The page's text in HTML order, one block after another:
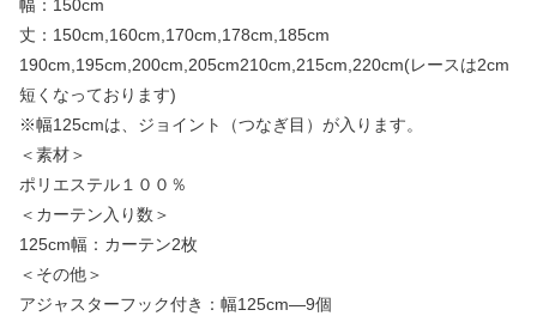
幅：150cm
丈：150cm,160cm,170cm,178cm,185cm
190cm,195cm,200cm,205cm210cm,215cm,220cm(レースは2cm
短くなっております)
※幅125cmは、ジョイント（つなぎ目）が入ります。
＜素材＞
ポリエステル１００％
＜カーテン入り数＞
125cm幅：カーテン2枚
＜その他＞
アジャスターフック付き：幅125cm—9個